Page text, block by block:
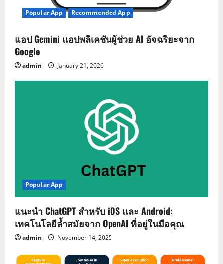
Popular App Recommended App
แอป Gemini แอปพลิเคชันผู้ช่วย AI อัจฉริยะจาก
Google
admin January 21, 2026
Popular App
แนะนำ ChatGPT สำหรับ iOS และ Android:
เทคโนโลยีล้ำสมัยจาก OpenAI ที่อยู่ในมือคุณ
admin November 14, 2025